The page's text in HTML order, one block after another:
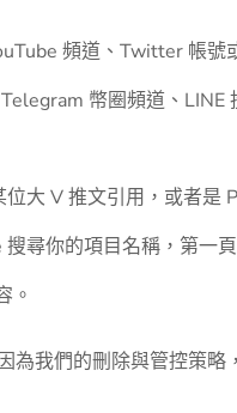
頻道、Twitter 帳
Telegram 幣圈頻道、
位大 V 推文引用，或者是
搜尋你的項目名稱，第一
。
為我們的刪除與管控策略